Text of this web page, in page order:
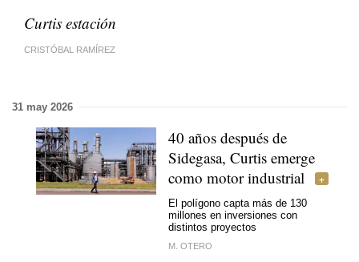
Curtis estación
CRISTÓBAL RAMÍREZ
31 may 2026
40 años después de
Sidegasa, Curtis emerge
como motor industrial
El polígono capta más de 130
millones en inversiones con
distintos proyectos
M. OTERO